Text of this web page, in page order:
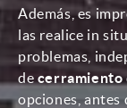
Además, es
las realice in
problemas,
de cerramiento
opciones, antes